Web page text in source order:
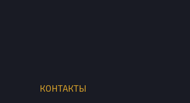
КОНТАКТЫ